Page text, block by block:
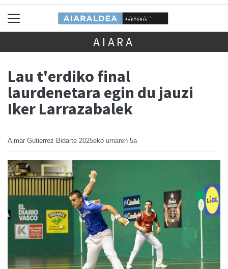
AIARA
Lau t'erdiko final
laurdenetara egin du jauzi
Iker Larrazabalek
Aimar Gutierrez Bidarte 2025eko urriaren 5a